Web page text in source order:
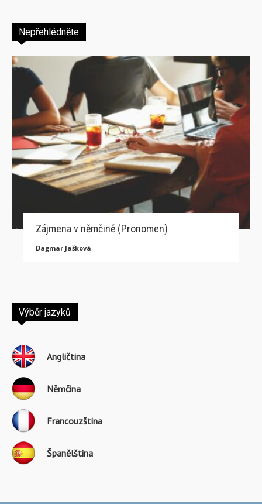
Nepřehlédněte
Zájmena v němčině (Pronomen)
Dagmar Jašková
Výběr jazyků
Angličtina
Němčina
Francouzština
Španělština